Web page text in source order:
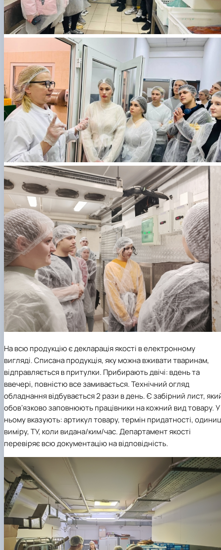
На всю продукцію є декларація якості в електронному
вигляді. Списана продукція, яку можна вживати тваринам,
відправляється в притулки. Прибирають двічі: вдень та
ввечері, повністю все замивається. Технічний огляд
обладнання відбувається 2 рази в день. Є забірний лист,
обовʼязково заповнюють працівники на кожний вид товару. У
ньому вказують: артикул товару, термін придатності,
виміру, ТУ, коли видана/ким/час. Департамент якості
перевіряє всю документацію на відповідність.